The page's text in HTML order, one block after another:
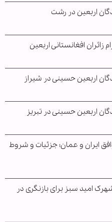
اربعین در رشت
زائران افغانستانی اربعین
اربعین حسینی در شیراز
اربعین حسینی در تبریز
ایران و عمان؛ جزئیات و شروط
امید سبز برای بازنگری در